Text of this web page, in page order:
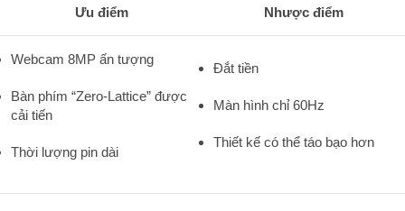
Ưu điểm Nhược điểm
Webcam 8MP ấn tượng
Bàn phím “Zero-Lattice” được
cải tiến
Thời lượng pin dài
Đắt tiền
Màn hình chỉ 60Hz
Thiết kế có thể táo bạo hơn